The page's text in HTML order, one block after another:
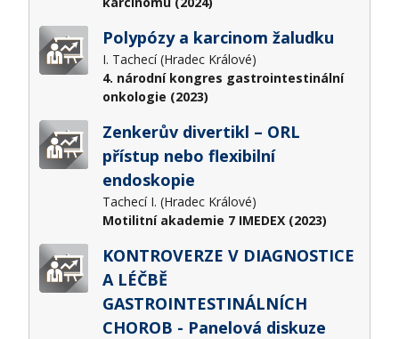
Polypózy a karcinom žaludku
I. Tachecí (Hradec Králové)
4. národní kongres gastrointestinální
onkologie (2023)
Zenkerův divertikl – ORL
přístup nebo flexibilní
endoskopie
Tachecí I. (Hradec Králové)
Motilitní akademie 7 IMEDEX (2023)
KONTROVERZE V DIAGNOSTICE
A LÉČBĚ
GASTROINTESTINÁLNÍCH
CHOROB - Panelová diskuze